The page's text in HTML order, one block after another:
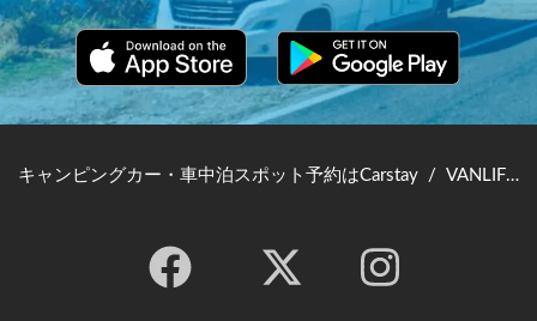
キャンピングカー・車中泊スポット予約はCarstay / VANLIFE JAPAN TOP